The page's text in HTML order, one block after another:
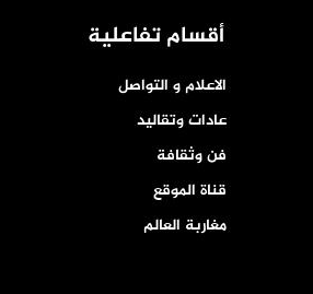
أقسام تفاعلية
الاعلام و التواصل
عادات وتقاليد
فن وثقافة
قناة الموقع
مغاربة العالم